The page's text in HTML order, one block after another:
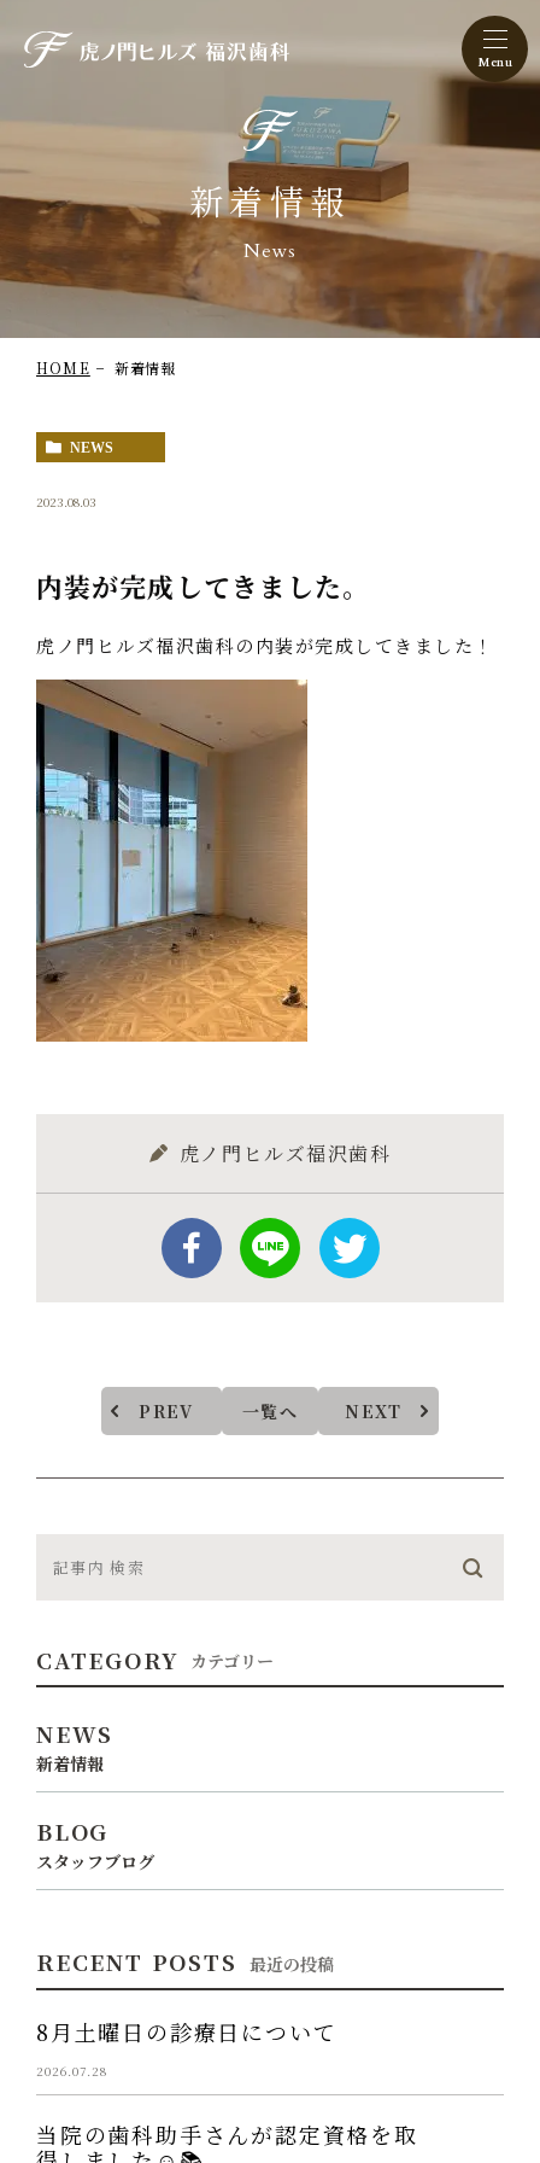
虎ノ門ヒルズ 福沢歯科
新着情報
News
HOME 新着情報
NEWS
2023.08.03
内装が完成してきました。
虎ノ門ヒルズ福沢歯科の内装が完成してきました！
虎ノ門ヒルズ福沢歯科
PREV 一覧へ NEXT
CATEGORY カテゴリー
NEWS
新着情報
BLOG
スタッフブログ
RECENT POSTS 最近の投稿
8月土曜日の診療日について
2026.07.28
当院の歯科助手さんが認定資格を取